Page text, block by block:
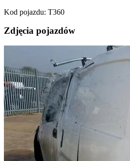
Kod pojazdu: T360
Zdjęcia pojazdów